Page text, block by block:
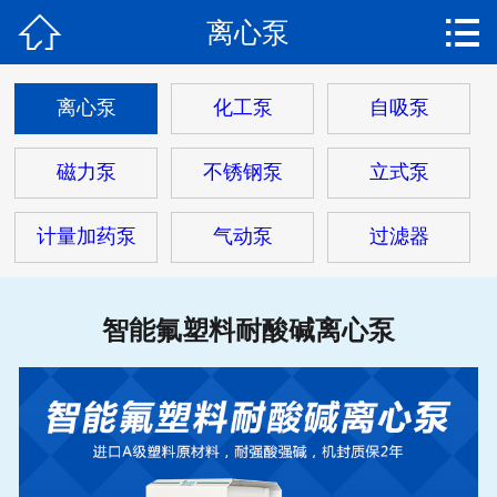
关于我们
产品中心
新闻动态
客户服务
联系我们
 离心泵 
离心泵 化工泵 自吸泵
磁力泵 不锈钢泵 立式泵
计量加药泵 气动泵 过滤器
智能氟塑料耐酸碱离心泵